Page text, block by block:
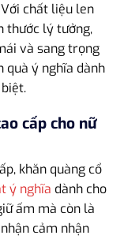
chất liệu len
thước lý tưởng,
và sang trọng
quà ý nghĩa dành
cấp cho nữ
khăn quàng cổ
ý nghĩa dành cho
ấm mà còn là
cảm nhận